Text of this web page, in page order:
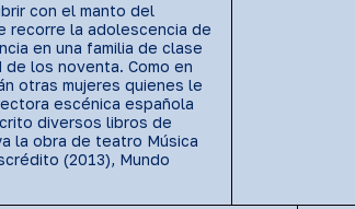
con el manto del
recorre la adolescencia de
en una familia de clase
los noventa. Como en
otras mujeres quienes le
escénica española
diversos libros de
la obra de teatro Música
(2013), Mundo